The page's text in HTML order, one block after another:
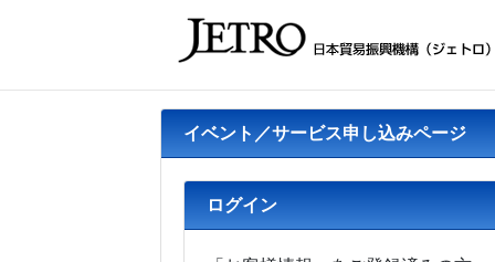
イベント／サービス申し込みページ
ログイン